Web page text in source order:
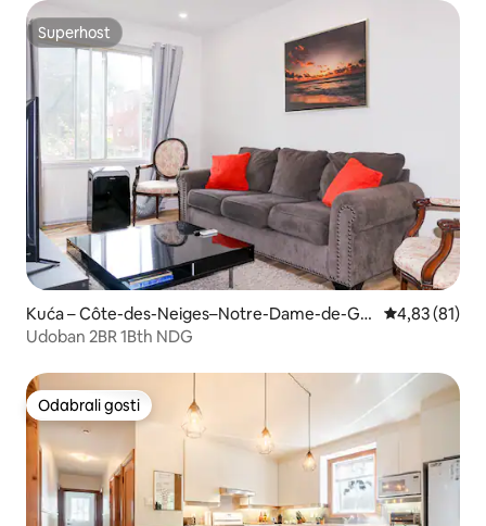
Superhost
Superhost
Kuća – Côte-des-Neiges–Notre-Dame-de-Grâ
ce
Prosječna
4,83 (81)
Udoban 2BR 1Bth NDG
Odabrali gosti
Odabrali gosti